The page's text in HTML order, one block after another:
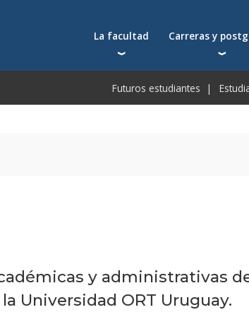
La facultad Carreras y
Carreras
Postgrados
Futuros estudiantes
y administrativas
Universidad ORT Uruguay.